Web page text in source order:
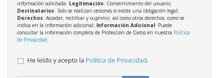
información solicitada; Legitimación: Consentimiento del usuario;
Destinatarios: Solo se realizan cesiones si existe una obligación legal;
Derechos: Acceder, rectificar y suprimir, así como otros derechos, como se
indica en la información adicional; Información Adicional: Puede
consultar la información completa de Protección de Datos en nuestra Política
de Privacidad
He leído y acepto la Política de Privacidad.